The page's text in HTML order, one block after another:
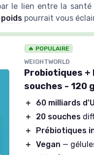
le lien entre la
pourrait vous
🔥 POPULAIRE
WEIGHTWORLD
Probiotiques
souches - 120
＋ 60 milliards
＋
20 souches
＋
Prébiotiques
＋ Vegan —